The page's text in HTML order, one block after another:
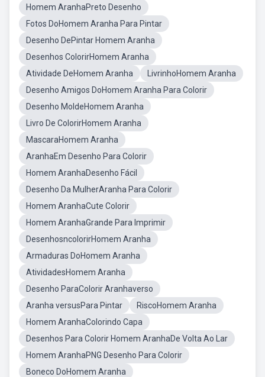
Homem AranhaPreto Desenho
Fotos DoHomem Aranha Para Pintar
Desenho DePintar Homem Aranha
Desenhos ColorirHomem Aranha
Atividade DeHomem Aranha
LivrinhoHomem Aranha
Desenho Amigos DoHomem Aranha Para Colorir
Desenho MoldeHomem Aranha
Livro De ColorirHomem Aranha
MascaraHomem Aranha
AranhaEm Desenho Para Colorir
Homem AranhaDesenho Fácil
Desenho Da MulherAranha Para Colorir
Homem AranhaCute Colorir
Homem AranhaGrande Para Imprimir
DesenhosncolorirHomem Aranha
Armaduras DoHomem Aranha
AtividadesHomem Aranha
Desenho ParaColorir Aranhaverso
Aranha versusPara Pintar
RiscoHomem Aranha
Homem AranhaColorindo Capa
Desenhos Para Colorir Homem AranhaDe Volta Ao Lar
Homem AranhaPNG Desenho Para Colorir
Boneco DoHomem Aranha